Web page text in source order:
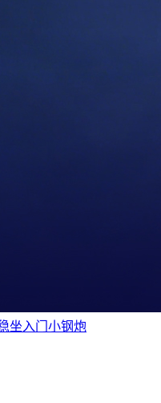
坐入门小钢炮